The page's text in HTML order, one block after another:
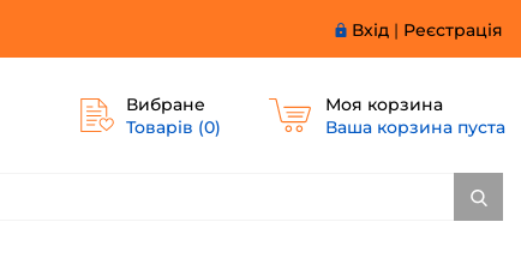
Вхід | Реєстрація
Вибране
Товарів (0)
Моя корзина
Ваша корзина пуста